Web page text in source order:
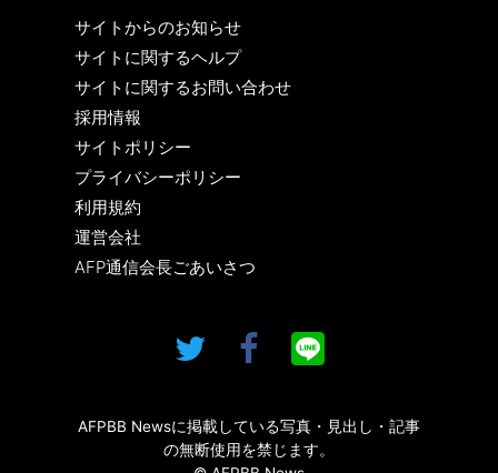
サイトからのお知らせ
サイトに関するヘルプ
サイトに関するお問い合わせ
採用情報
サイトポリシー
プライバシーポリシー
利用規約
運営会社
AFP通信会長ごあいさつ
AFPBB Newsに掲載している写真・見出し・記事
の無断使用を禁じます。